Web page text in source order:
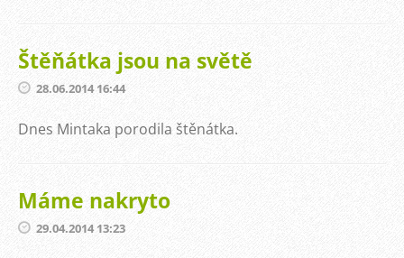
Štěňátka jsou na světě
28.06.2014 16:44
Dnes Mintaka porodila štěnátka.
Máme nakryto
29.04.2014 13:23